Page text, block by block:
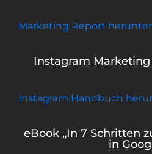
Marketing Report
Instagram
Instagram Handbuch
eBook „In 7 Schritten
in